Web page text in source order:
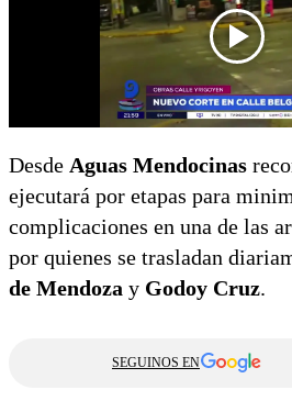
Desde Aguas Mendocinas
ejecutará por etapas para
complicaciones en una de las
por quienes se trasladan
de Mendoza y Godoy Cruz.
SEGUINOS EN